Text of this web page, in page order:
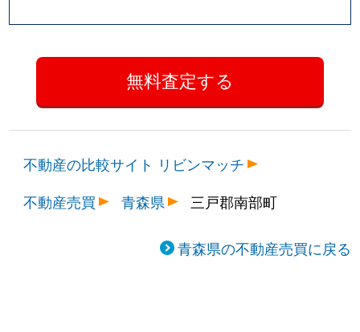
不動産の比較サイト リビンマッチ
不動産売買
青森県 三戸郡南部町
青森県の不動産売買に戻る